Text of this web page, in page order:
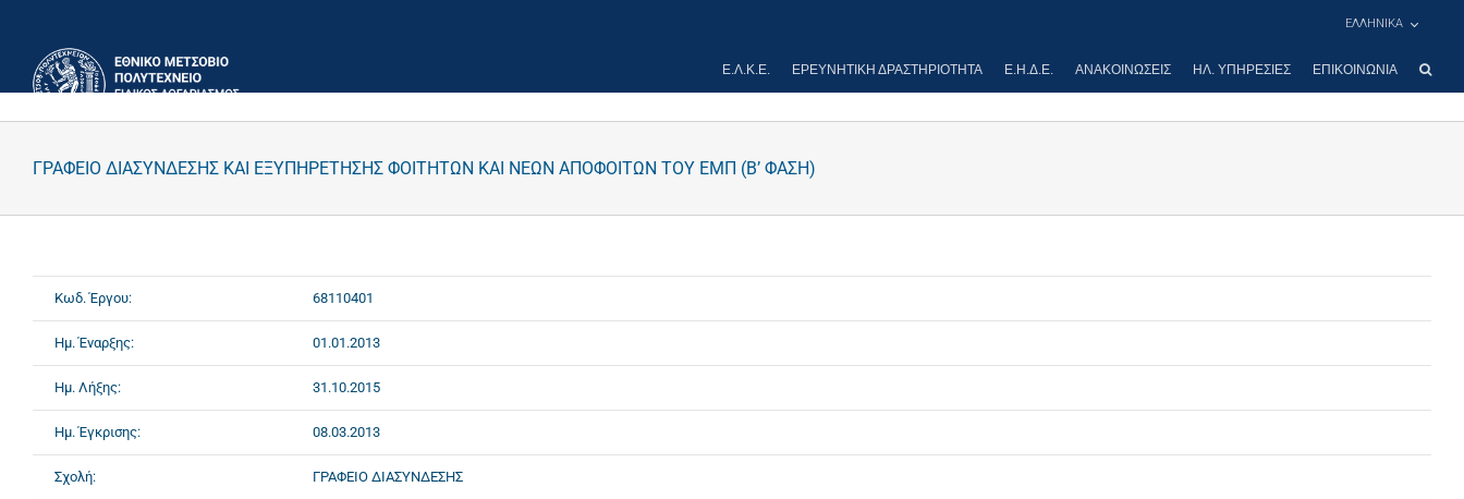
περιεχόμενο
ΕΛΛΗΝΙΚΑ
Ε.Λ.Κ.Ε. ΕΡΕΥΝΗΤΙΚΉ ΔΡΑΣΤΗΡΙΌΤΗΤΑ Ε.Η.Δ.Ε. ΑΝΑΚΟΙΝΏΣΕΙΣ ΗΛ. ΥΠΗΡΕΣΊΕΣ ΕΠΙΚΟΙΝΩΝΊΑ
ΓΡΑΦΕΙΟ ΔΙΑΣΥΝΔΕΣΗΣ ΚΑΙ ΕΞΥΠΗΡΕΤΗΣΗΣ ΦΟΙΤΗΤΩΝ ΚΑΙ ΝΕΩΝ ΑΠΟΦΟΙΤΩΝ ΤΟΥ ΕΜΠ (Β’ ΦΑΣΗ)
Κωδ. Έργου: 68110401
Ημ. Έναρξης: 01.01.2013
Ημ. Λήξης: 31.10.2015
Ημ. Έγκρισης: 08.03.2013
Σχολή: ΓΡΑΦΕΙΟ ΔΙΑΣΥΝΔΕΣΗΣ